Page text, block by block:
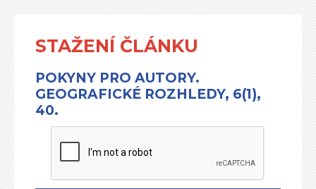
STAŽENÍ ČLÁNKU
POKYNY PRO AUTORY.
GEOGRAFICKÉ ROZHLEDY, 6(1),
40.